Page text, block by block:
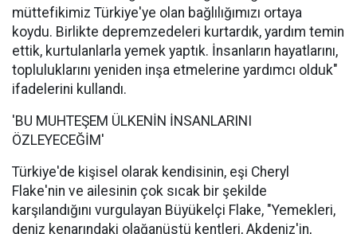
müttefikimiz Türkiye'ye olan bağlılığımızı ortaya
koydu. Birlikte depremzedeleri kurtardık, yardım temin
ettik, kurtulanlarla yemek yaptık. İnsanların hayatlarını,
topluluklarını yeniden inşa etmelerine yardımcı olduk"
ifadelerini kullandı.
'BU MUHTEŞEM ÜLKENİN İNSANLARINI
ÖZLEYECEĞİM'
Türkiye'de kişisel olarak kendisinin, eşi Cheryl
Flake'nin ve ailesinin çok sıcak bir şekilde
karşılandığını vurgulayan Büyükelçi Flake, "Yemekleri,
deniz kenarındaki olağanüstü kentleri, Akdeniz'in,